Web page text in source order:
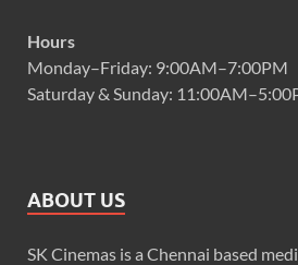
Hours
Monday–Friday: 9:00AM–7:00PM
Saturday & Sunday:
ABOUT US
SK Cinemas is a Chennai based